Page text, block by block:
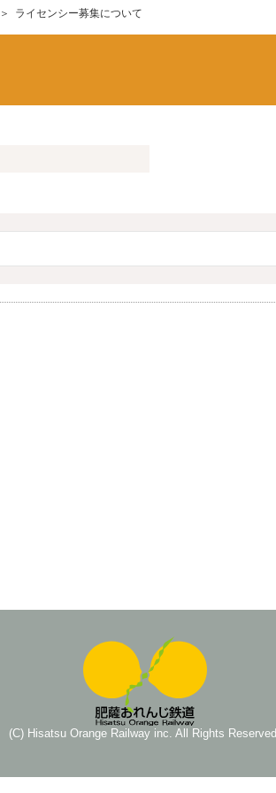
ライセンシー募集について
(C) Hisatsu Orange Railway inc. All Rights Reserved.